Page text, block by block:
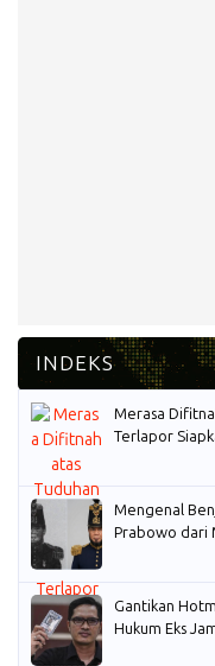
Merasa
Terlapor
Mengenal
Prabowo dari
Gantikan
Hukum Eks